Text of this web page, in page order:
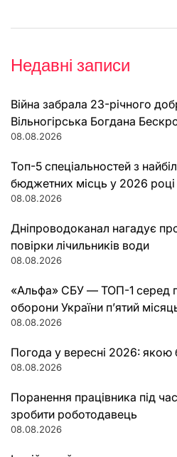
Недавні записи
Війна забрала 23-річного
Вільногірська Богдана
08.08.2026
Топ-5 спеціальностей з
бюджетних місць у 2026 році
08.08.2026
Дніпроводоканал нагадує
повірки лічильників води
08.08.2026
«Альфа» СБУ — ТОП-1 серед
оборони України п’ятий
08.08.2026
Погода у вересні 2026: якою
08.08.2026
Поранення працівника під
зробити роботодавець
08.08.2026